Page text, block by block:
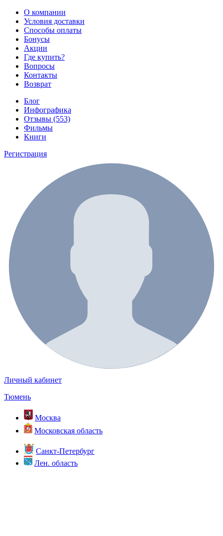
О компании
Условия доставки
Способы оплаты
Бонусы
Акции
Где купить?
Вопросы
Контакты
Возврат
Блог
Инфографика
Отзывы (553)
Фильмы
Книги
Регистрация
Личный кабинет
Тюмень
Москва
Московская область
Санкт-Петербург
Лен. область